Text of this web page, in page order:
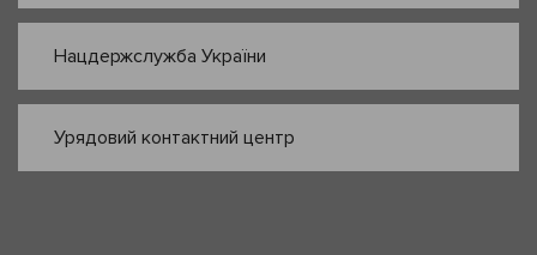
Нацдержслужба України
Урядовий контактний центр